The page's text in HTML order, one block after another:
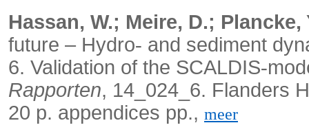
Hassan, W.; Meire, D.; Plancke,
future – Hydro‐ and sediment
6. Validation of the SCALDIS‐
Rapporten, 14_024_6. Flanders
20 p. appendices pp., meer